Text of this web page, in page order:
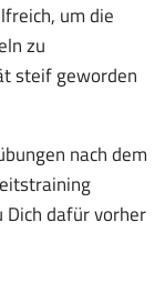
um die
zu
steif geworden
nach dem
Dich dafür vorher